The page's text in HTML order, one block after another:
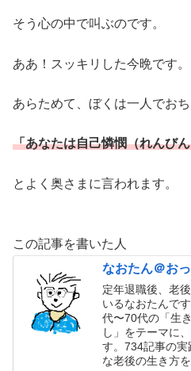
そう心の中で叫ぶのです。
ああ！スッキリした今晩です。
あらためて、ぼくは一人でお
「あなたは自己憐憫（れんび
とよく奥さまに言われます。
この記事を書いた人
なおたん＠お
定年退職後、老
いるなおたんで
代〜70代の「生
し」をテーマに
す。734記事の
な老後の生き方